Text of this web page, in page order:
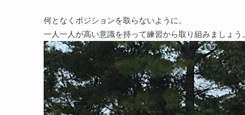
何となくポジションを取らないように。
一人一人が高い意識を持って練習から取り組みましょう。